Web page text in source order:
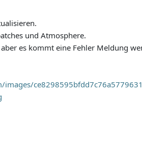
und Atmosphere.
es kommt eine Fehler Meldung
images/